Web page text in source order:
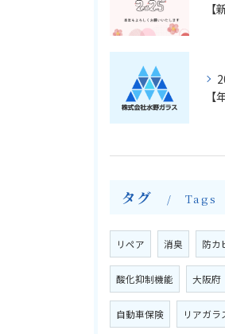
タグ Tags
リペア 消臭 防カ
酸化抑制機能 大阪府
自動車保険 リアガラ